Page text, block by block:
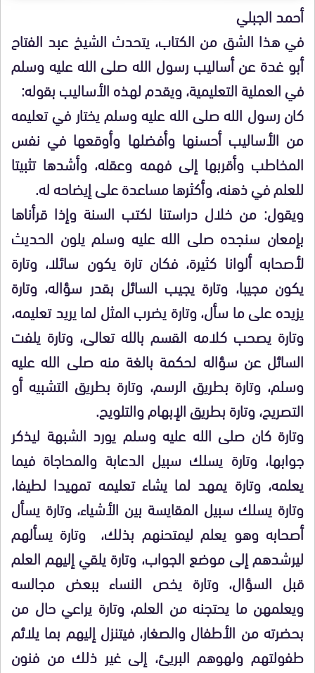
أحمد الجبلي
في هذا الشق من الكتاب، يتحدث الشيخ عبد الفتاح
أبو غدة عن أساليب رسول الله صلى الله عليه وسلم
في العملية التعليمية، ويقدم لهذه الأساليب بقوله:
كان رسول الله صلى الله عليه وسلم يختار في تعليمه
من الأساليب أحسنها وأفضلها وأوقعها في نفس
المخاطب وأقربها إلى فهمه وعقله، وأشدها تثبيتا
للعلم في ذهنه، وأكثرها مساعدة على إيضاحه له.
ويقول: من خلال دراستنا لكتب السنة وإذا قرأناها
بإمعان سنجده صلى الله عليه وسلم يلون الحديث
لأصحابه ألوانا كثيرة، فكان تارة يكون سائلا، وتارة
يكون مجيبا، وتارة يجيب السائل بقدر سؤاله، وتارة
يزيده على ما سأل، وتارة يضرب المثل لما يريد تعليمه،
وتارة يصحب كلامه القسم بالله تعالى، وتارة يلفت
السائل عن سؤاله لحكمة بالغة منه صلى الله عليه
وسلم، وتارة بطريق الرسم، وتارة بطريق التشبيه أو
التصريح، وتارة بطريق الإبهام والتلويح.
وتارة كان صلى الله عليه وسلم يورد الشبهة ليذكر
جوابها، وتارة يسلك سبيل الدعابة والمحاجاة فيما
يعلمه، وتارة يمهد لما يشاء تعليمه تمهيدا لطيفا،
وتارة يسلك سبيل المقايسة بين الأشياء، وتارة يسأل
أصحابه وهو يعلم ليمتحنهم بذلك، وتارة يسألهم
ليرشدهم إلى موضع الجواب، وتارة يلقي إليهم العلم
قبل السؤال، وتارة يخص النساء ببعض مجالسه
ويعلمهن ما يحتجنه من العلم، وتارة يراعي حال من
بحضرته من الأطفال والصغار، فيتنزل إليهم بما يلائم
طفولتهم ولهوهم البريئ، إلى غير ذلك من فنون